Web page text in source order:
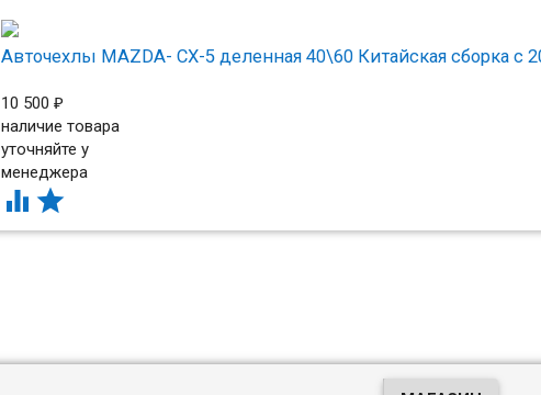
Авточехлы MAZDA- CX-5 деленная 40\60 Китайская сборка с
10 500 ₽
наличие товара
уточняйте у
менеджера
 